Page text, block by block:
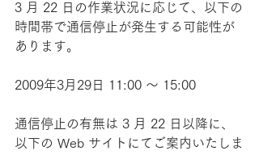
3 月 22 日の作業状況に応じて、以下の
時間帯で通信停止が発生する可能性が
あります。
2009年3月29日 11:00 ～ 15:00
通信停止の有無は 3 月 22 日以降に、
以下の Web サイトにてご案内いたしま